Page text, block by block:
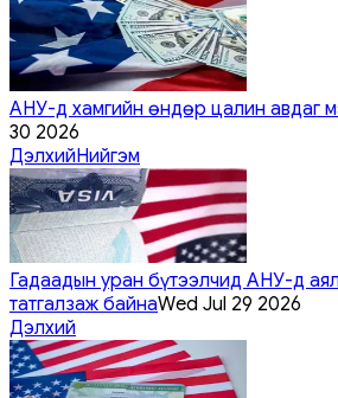
АНУ-д хамгийн өндөр цалин авдаг
30 2026
ДэлхийНийгэм
Гадаадын уран бүтээлчид АНУ-д
татгалзаж байнаWed Jul 29 2026
Дэлхий